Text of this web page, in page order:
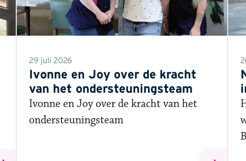
29 juli 2026
Ivonne en Joy over de kracht
van het ondersteuningsteam
Ivonne en Joy over de kracht van het
ondersteuningsteam